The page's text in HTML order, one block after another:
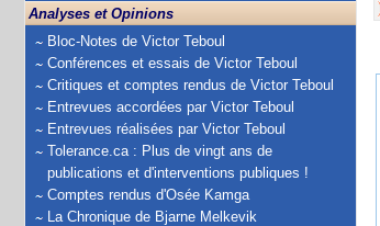
Analyses et Opinions
Bloc-Notes de Victor Teboul
Conférences et essais de Victor Teboul
Critiques et comptes rendus de Victor Teboul
Entrevues accordées par Victor Teboul
Entrevues réalisées par Victor Teboul
Tolerance.ca : Plus de vingt ans de
publications et d'interventions publiques !
Comptes rendus d'Osée Kamga
La Chronique de Bjarne Melkevik